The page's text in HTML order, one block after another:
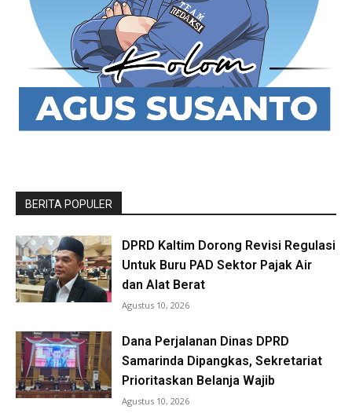
BERITA POPULER
DPRD Kaltim Dorong Revisi Regulasi
Untuk Buru PAD Sektor Pajak Air
dan Alat Berat
Agustus 10, 2026
Dana Perjalanan Dinas DPRD
Samarinda Dipangkas, Sekretariat
Prioritaskan Belanja Wajib
Agustus 10, 2026